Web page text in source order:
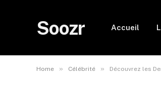
Soozr Accueil
Home » Célébrité » Découvrez les